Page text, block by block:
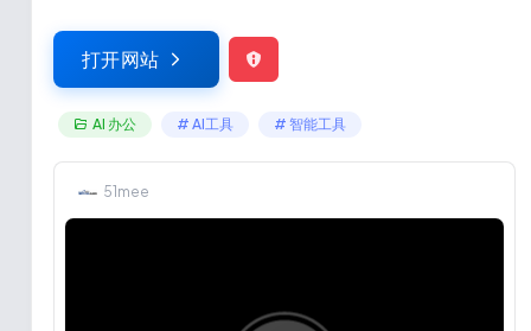
打开网站
AI 办公 # AI工具 # 智能工具
51mee